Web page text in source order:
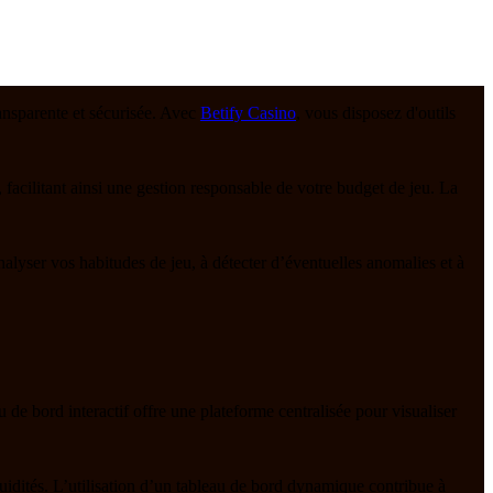
et sécurisée. Avec Betify Casino , vous disposez d'outils
ainsi une gestion responsable de votre budget de jeu. La
vos habitudes de jeu, à détecter d’éventuelles anomalies et à
bord interactif offre une plateforme centralisée pour visualiser
L’utilisation d’un tableau de bord dynamique contribue à